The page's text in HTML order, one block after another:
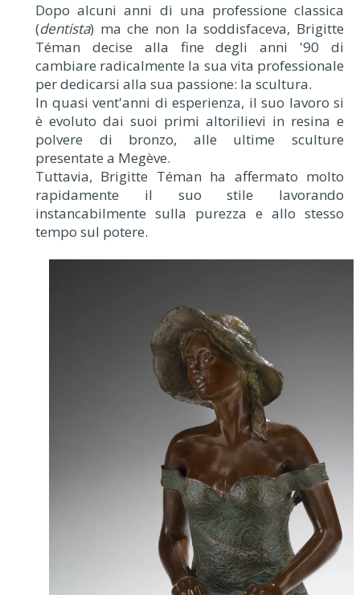
Dopo alcuni anni di una professione classica
(dentista) ma che non la soddisfaceva, Brigitte
Téman decise alla fine degli anni '90 di
cambiare radicalmente la sua vita professionale
per dedicarsi alla sua passione: la scultura.
In quasi vent'anni di esperienza, il suo lavoro si
è evoluto dai suoi primi altorilievi in resina e
polvere di bronzo, alle ultime sculture
presentate a Megève.
Tuttavia, Brigitte Téman ha affermato molto
rapidamente il suo stile lavorando
instancabilmente sulla purezza e allo stesso
tempo sul potere.